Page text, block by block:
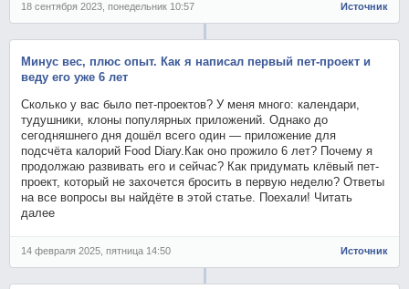
18 сентября 2023, понедельник 10:57 Источник
Минус вес, плюс опыт. Как я написал первый пет-проект и
веду его уже 6 лет
Сколько у вас было пет-проектов? У меня много: календари,
тудушники, клоны популярных приложений. Однако до
сегодняшнего дня дошёл всего один — приложение для
подсчёта калорий Food Diary.Как оно прожило 6 лет? Почему я
продолжаю развивать его и сейчас? Как придумать клёвый пет-
проект, который не захочется бросить в первую неделю? Ответы
на все вопросы вы найдёте в этой статье. Поехали! Читать
далее
14 февраля 2025, пятница 14:50 Источник